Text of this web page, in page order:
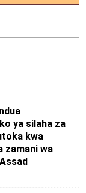
ya silaha za
kwa
zamani wa